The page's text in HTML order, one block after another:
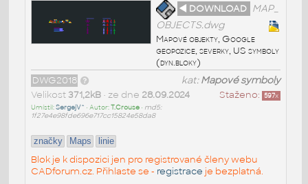
◄ DOWNLOAD MAP_
OBJECTS.dwg
Mapové objekty, Google
geopozice, severky, US symboly
(dyn.bloky)
kat:Mapové symboly
DWG2018
Staženo: 597x
Velikost371,2kB• ze dne 28.09.2024
Umístil:SergejV^ • Autor:T.Crouse• md5:
1f27e4e98fde696e717cc15824e58da8
značky Maps linie
Blok je k dispozici jen pro registrované členy webu
CADforum.cz. Přihlaste se - registrace je bezplatná.